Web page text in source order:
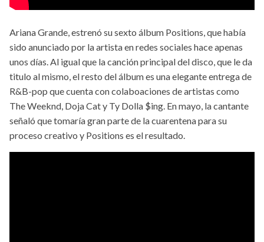
Ariana Grande, estrenó su sexto álbum Positions, que había
sido anunciado por la artista en redes sociales hace apenas
unos días. Al igual que la canción principal del disco, que le da
titulo al mismo, el resto del álbum es una elegante entrega de
R&B-pop que cuenta con colaboaciones de artistas como
The Weeknd, Doja Cat y Ty Dolla $ing. En mayo, la cantante
señaló que tomaría gran parte de la cuarentena para su
proceso creativo y Positions es el resultado.